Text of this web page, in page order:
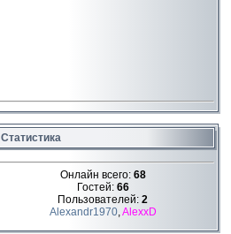
Статистика
Онлайн всего: 68
Гостей: 66
Пользователей: 2
Alexandr1970,AlexxD